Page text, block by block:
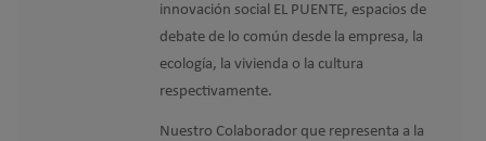
innovación social EL PUENTE, espacios de
debate de lo común desde la empresa, la
ecología, la vivienda o la cultura
respectivamente.
Nuestro Colaborador que representa a la